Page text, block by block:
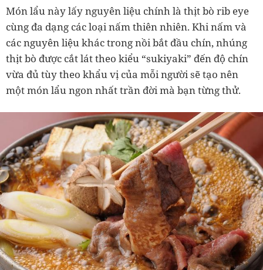
Món lẩu này lấy nguyên liệu chính là thịt bò rib eye
cùng đa dạng các loại nấm thiên nhiên. Khi nấm và
các nguyên liệu khác trong nồi bắt đầu chín, nhúng
thịt bò được cắt lát theo kiểu “sukiyaki” đến độ chín
vừa đủ tùy theo khẩu vị của mỗi người sẽ tạo nên
một món lẩu ngon nhất trần đời mà bạn từng thử.